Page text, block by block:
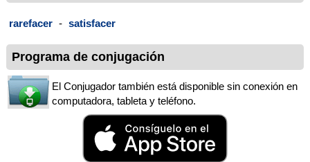
rarefacer - satisfacer
Programa de conjugación
El Conjugador también está disponible sin conexión en
computadora, tableta y teléfono.